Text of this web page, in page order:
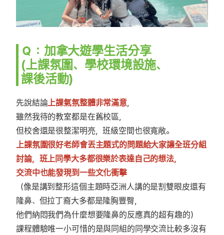
Ｑ：加拿大遊學生活分享
(上課氛圍、學校環境設施、
課後活動)
先說結論上課氣氛整體非常滿意，
雖然我待的教室都是在舊校區，
但校舍還是很整潔明亮，班級空間也很寬敞。
上課氛圍很好老師會丟主題式的問題給大家讓全班分組
討論，班上同學大多都很樂於表達自己的想法，
交流中也能發現到一些文化衝擊
（像是講到整形這個主題時亞洲人講的是割雙眼皮還有
隆鼻、但拉丁裔大多都是隆胸豐臀，
他們納悶我們為什麼想要隆鼻的反應真的超有趣的）
課程體驗唯一小可惜的是與同組的同學交流比較多沒有